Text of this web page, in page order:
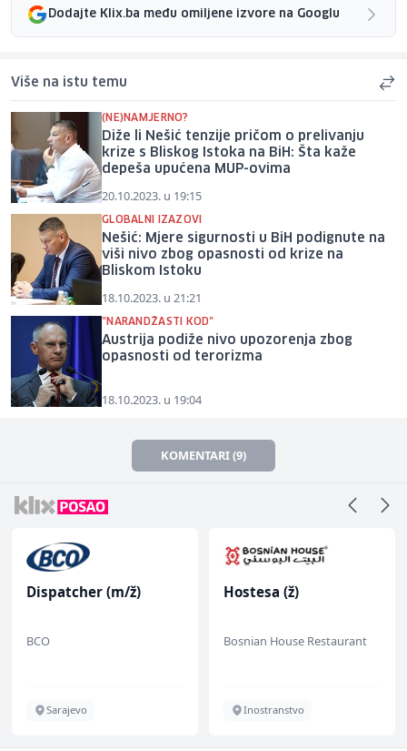
Dodajte Klix.ba među omiljene izvore na Googlu
Više na istu temu
(NE)NAMJERNO?
Diže li Nešić tenzije pričom o prelivanju
krize s Bliskog Istoka na BiH: Šta kaže
depeša upućena MUP-ovima
20.10.2023. u 19:15
GLOBALNI IZAZOVI
Nešić: Mjere sigurnosti u BiH podignute na
viši nivo zbog opasnosti od krize na
Bliskom Istoku
18.10.2023. u 21:21
"NARANDŽASTI KOD"
Austrija podiže nivo upozorenja zbog
opasnosti od terorizma
18.10.2023. u 19:04
KOMENTARI (9)
Dispatcher (m/ž)
BCO
Sarajevo
Hostesa (ž)
Bosnian House Restaurant
Inostranstvo